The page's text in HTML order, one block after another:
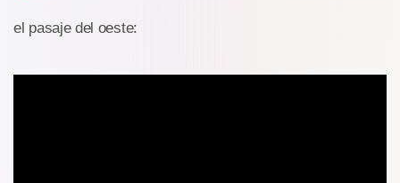
el pasaje del oeste: